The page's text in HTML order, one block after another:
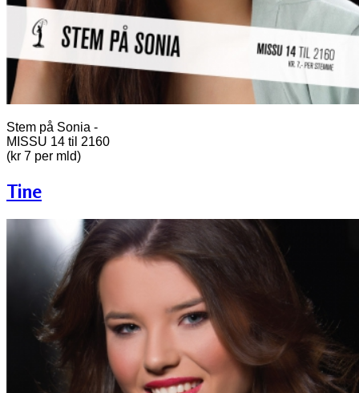
Stem på Sonia -
MISSU 14 til 2160
(kr 7 per mld)
Tine